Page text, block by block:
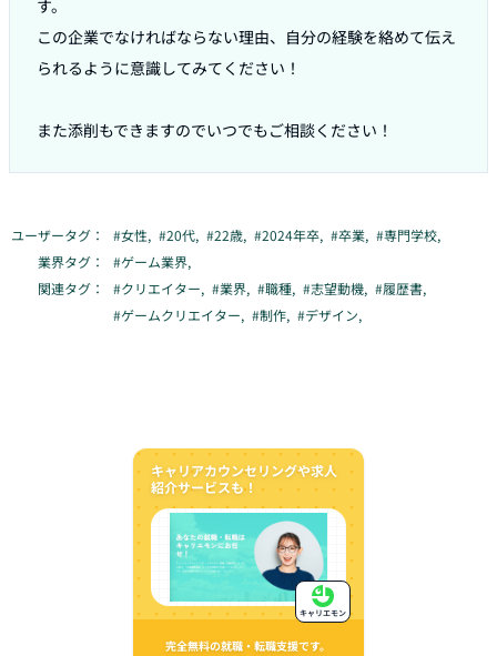
す。
この企業でなければならない理由、自分の経験を絡めて伝え
られるように意識してみてください！
また添削もできますのでいつでもご相談ください！
ユーザータグ： #女性, #20代, #22歳, #2024年卒, #卒業, #専門学校,
業界タグ：
#ゲーム業界,
関連タグ：
#クリエイター, #業界, #職種, #志望動機, #履歴書,
#ゲームクリエイター, #制作, #デザイン,
キャリアカウンセリングや求人
紹介サービスも！
完全無料の就職・転職支援です。
キャリエモン